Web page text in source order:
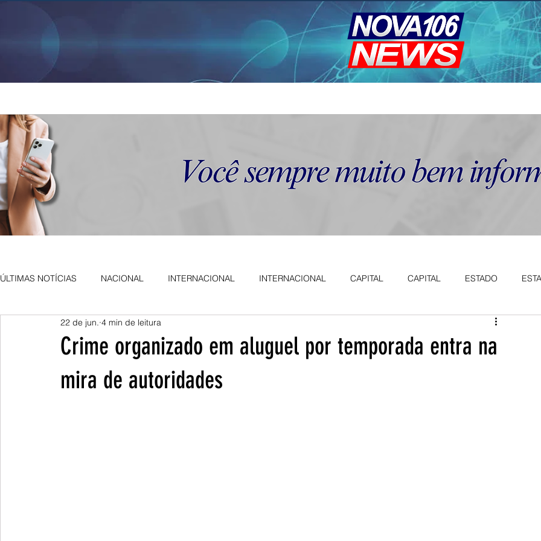
ÚLTIMAS NOTÍCIAS NACIONAL INTERNACIONAL INTERNACIONAL CAPITAL CAPITAL ESTADO
AGRO NEWS DESTAQUE
Crime organizado em aluguel por temporada entra na
mira de autoridades
22 de jun. 4 min de leitura